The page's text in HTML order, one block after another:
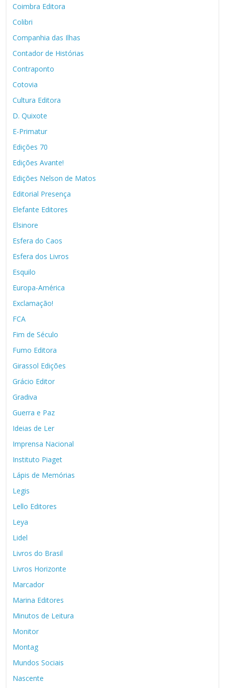
Coimbra Editora
Colibri
Companhia das Ilhas
Contador de Histórias
Contraponto
Cotovia
Cultura Editora
D. Quixote
E-Primatur
Edições 70
Edições Avante!
Edições Nelson de Matos
Editorial Presença
Elefante Editores
Elsinore
Esfera do Caos
Esfera dos Livros
Esquilo
Europa-América
Exclamação!
FCA
Fim de Século
Fumo Editora
Girassol Edições
Grácio Editor
Gradiva
Guerra e Paz
Ideias de Ler
Imprensa Nacional
Instituto Piaget
Lápis de Memórias
Legis
Lello Editores
Leya
Lidel
Livros do Brasil
Livros Horizonte
Marcador
Marina Editores
Minutos de Leitura
Monitor
Montag
Mundos Sociais
Nascente